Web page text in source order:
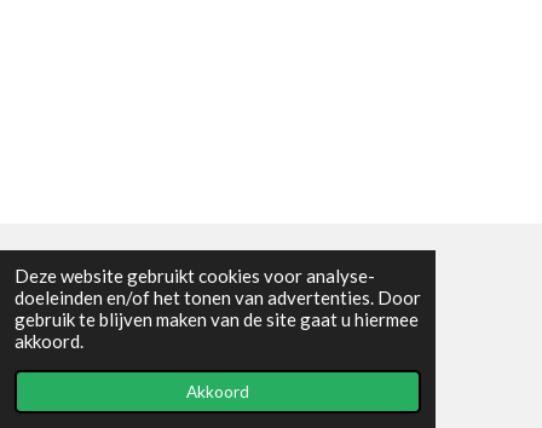
Deze website gebruikt cookies voor analyse-
doeleinden en/of het tonen van advertenties. Door
gebruik te blijven maken van de site gaat u hiermee
akkoord.
Akkoord
Algemene voorwaarden
© 2021 - RC en mineralenshop Het vlinderpad